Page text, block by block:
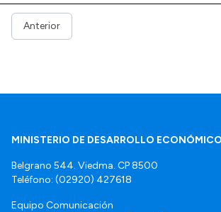
Anterior
MINISTERIO DE DESARROLLO
Belgrano 544. Viedma. CP 8500
Teléfono: (02920) 427618
Equipo Comunicación